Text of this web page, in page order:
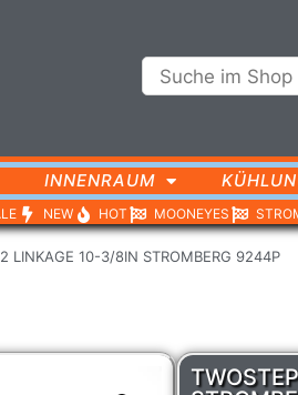
INNENRAUM
NEW HOT MOONEYES
LINKAGE 10-3/8IN STROMBERG 9244P